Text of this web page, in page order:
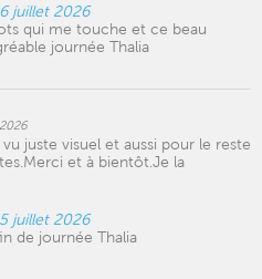
juillet 2026
qui me touche et ce beau
journée Thalia
juste visuel et aussi pour le reste
et à bientôt.Je la
juillet 2026
de journée Thalia